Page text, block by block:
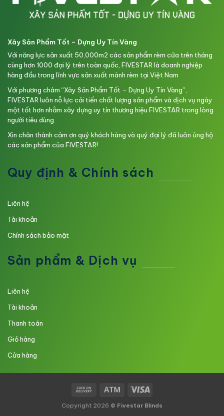
Xây Sản Phẩm Tốt – Dựng Uy Tín Vàng
Với năng lực sản xuất 50,000m2 các sản phẩm rèm cửa trên tháng
cùng hơn 1000 đại lý trên toàn quốc, FIVESTAR là doanh nghiệp
hàng đầu trong lĩnh vực sản xuất mành rèm tại Việt Nam
Với phương châm “Xây Sản Phẩm Tốt – Dựng Uy Tín Vàng”,
FIVESTAR luôn nỗ lực cải tiến chất lượng sản phẩm và dịch vụ ngày
một tốt hơn nhằm xây dựng uy tín thương hiệu FIVESTAR trong lòng
người tiêu dùng.
Xin chân thành cảm ơn quý khách hàng và quý đại lý đã luôn ủng hộ
các sản phẩm của FIVESTAR!
Quy định & Chính sách
Liên hệ
Tài khoản
Chính sách bảo mật
Sản phẩm & Dịch vụ
Liên hệ
Tài khoản
Thanh toán
Giỏ hàng
Cửa hàng
Copyright 2026 © Fivestar Blinds